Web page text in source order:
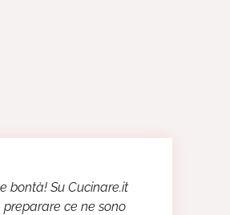
bontà! Su Cucinare.it
preparare ce ne sono